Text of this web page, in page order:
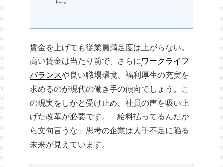
賃金を上げても従業員満足度は上がらない。
高い賃金は当たり前で、さらに ワークライフ
バランスや良い職場環境、福利厚生の充実を
求めるのが現代の働き手の傾向でしょう。こ
の現実をしかと受け止め、社員の声を吸い上
げた改革が必要です。「給料払ってるんだか
ら文句言うな」思考の企業は人手不足に陥る
未来が見えています。